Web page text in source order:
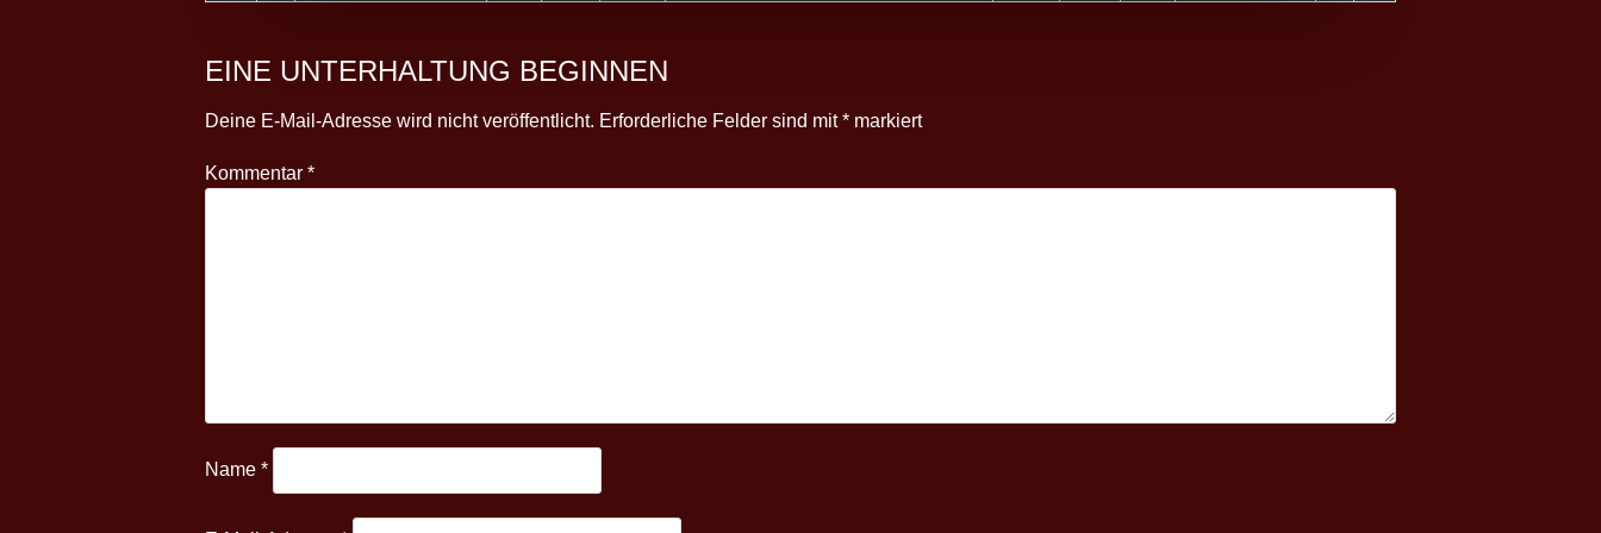
EINE UNTERHALTUNG BEGINNEN
Deine E-Mail-Adresse wird nicht veröffentlicht. Erforderliche Felder sind mit* markiert
Kommentar *
Name *